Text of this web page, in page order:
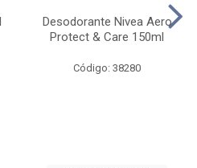
Desodorante Nivea Aero
Protect & Care 150ml
Código: 38280